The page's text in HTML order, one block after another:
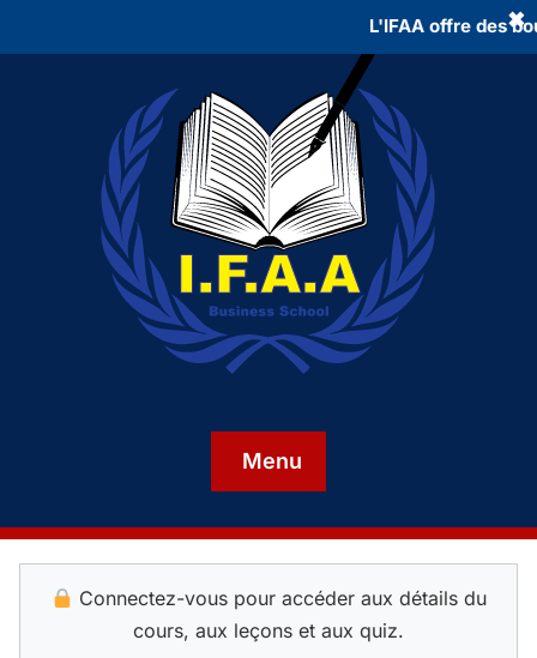
L'IFAA offre des ✖
Menu
Connectez-vous pour accéder aux détails du
cours, aux leçons et aux quiz.